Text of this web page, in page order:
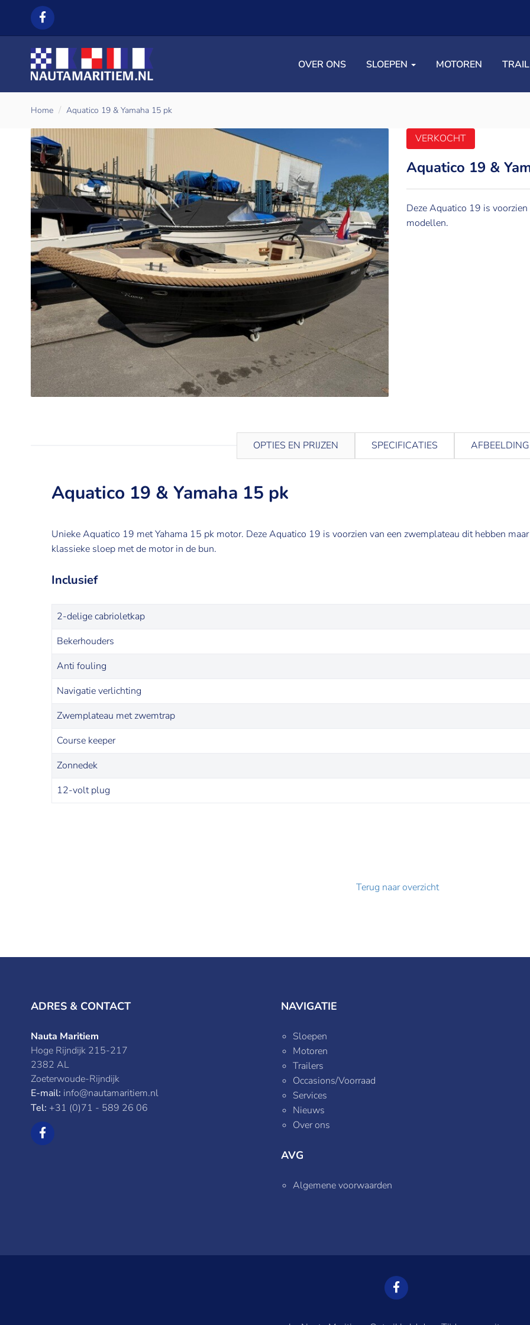
OVER ONS SLOEPEN MOTOREN
Home Aquatico 19 & Yamaha 15 pk
VERKOCHT
Aquatico 19 &
Deze Aquatico 19 is
modellen.
OPTIES EN PRIJZEN SPECIFICATIES
Aquatico 19 & Yamaha 15 pk
Unieke Aquatico 19 met Yahama 15 pk motor. Deze Aquatico 19 is voorzien van een zwemplateau dit hebben
klassieke sloep met de motor in de bun.
Inclusief
2-delige cabrioletkap
Bekerhouders
Anti fouling
Navigatie verlichting
Zwemplateau met zwemtrap
Course keeper
Zonnedek
12-volt plug
Terug naar overzicht
ADRES & CONTACT
Nauta Maritiem
Hoge Rijndijk 215-217
2382 AL
Zoeterwoude-Rijndijk
E-mail: info@nautamaritiem.nl
Tel: +31 (0)71 - 589 26 06
NAVIGATIE
Sloepen
Motoren
Trailers
Occasions/Voorraad
Services
Nieuws
Over ons
AVG
Algemene voorwaarden